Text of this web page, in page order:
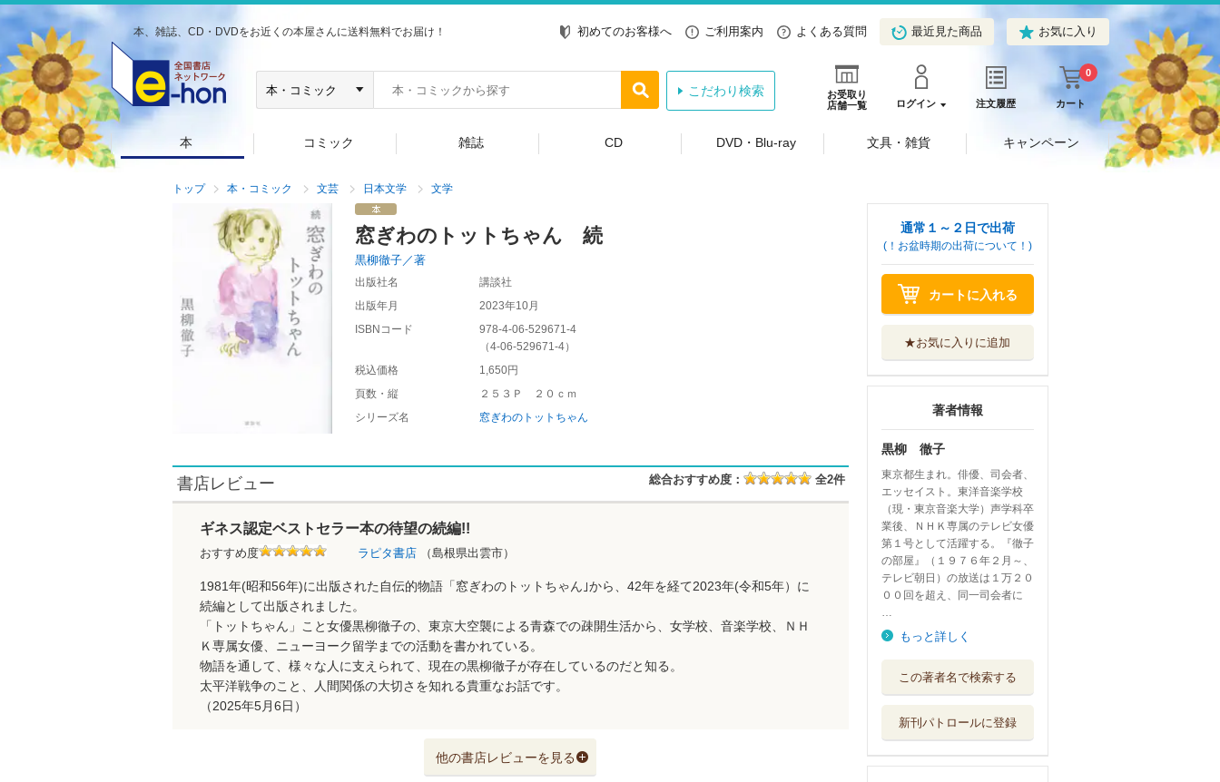
本、雑誌、CD・DVDをお近くの本屋さんに送料無料でお届け！ 初めてのお客様へ ご利用案内 よくある質問 最近見た商品 お気に入り
お受取り
店舗一覧
ログイン 注文履歴 カート
0
こだわり検索
本 コミック 雑誌 CD DVD・Blu-ray 文具・雑貨 キャンペーン
トップ 本・コミック 文芸 日本文学 文学
窓ぎわのトットちゃん 続
黒柳徹子／著
出版社名
講談社
出版年月
2023年10月
ISBNコード
978-4-06-529671-4
（4-06-529671-4）
税込価格
1,650円
頁数・縦
２５３Ｐ ２０ｃｍ
シリーズ名
窓ぎわのトットちゃん
書店レビュー 総合おすすめ度： 全2件
ギネス認定ベストセラー本の待望の続編!!
おすすめ度 ラピタ書店 （島根県出雲市）
1981年(昭和56年)に出版された自伝的物語「窓ぎわのトットちゃん｣から、42年を経て2023年(令和5年）に
続編として出版されました。
「トットちゃん」こと女優黒柳徹子の、東京大空襲による青森での疎開生活から、女学校、音楽学校、ＮＨ
Ｋ専属女優、ニューヨーク留学までの活動を書かれている。
物語を通して、様々な人に支えられて、現在の黒柳徹子が存在しているのだと知る。
太平洋戦争のこと、人間関係の大切さを知れる貴重なお話です。
（2025年5月6日）
他の書店レビューを見る
通常１～２日で出荷
(！お盆時期の出荷について！)
カートに入れる
★お気に入りに追加
著者情報
黒柳 徹子
東京都生まれ。俳優、司会者、
エッセイスト。東洋音楽学校
（現・東京音楽大学）声学科卒
業後、ＮＨＫ専属のテレビ女優
第１号として活躍する。『徹子
の部屋』（１９７６年２月～、
テレビ朝日）の放送は１万２０
００回を超え、同一司会者に
…
もっと詳しく
この著者名で検索する
新刊パトロールに登録
輩たち！
トットあした